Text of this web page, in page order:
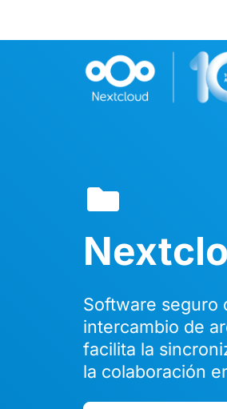
Software seguro
intercambio de
facilita la
la colaboración